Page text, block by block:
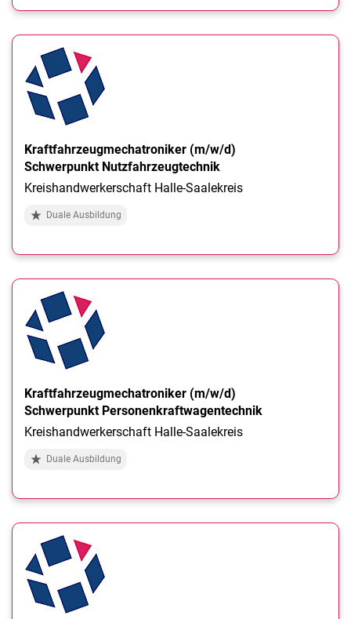
Kraftfahrzeugmechatroniker (m/w/d)
Schwerpunkt Nutzfahrzeugtechnik
Kreishandwerkerschaft Halle-Saalekreis
Duale Ausbildung
Kraftfahrzeugmechatroniker (m/w/d)
Schwerpunkt Personenkraftwagentechnik
Kreishandwerkerschaft Halle-Saalekreis
Duale Ausbildung